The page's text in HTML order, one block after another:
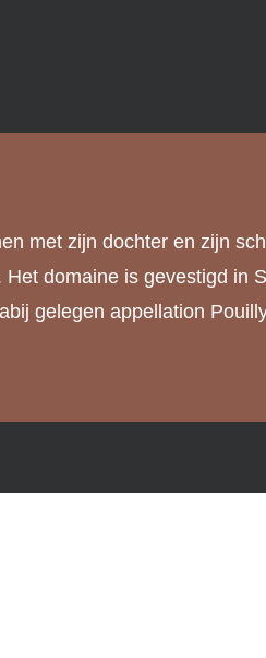
met zijn dochter en zijn
domaine is gevestigd in
gelegen appellation